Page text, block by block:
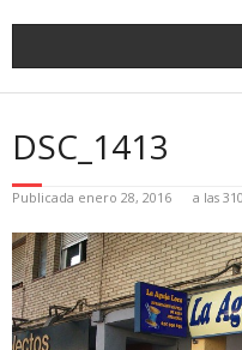
DSC_1413
Publicada enero 28, 2016 a las